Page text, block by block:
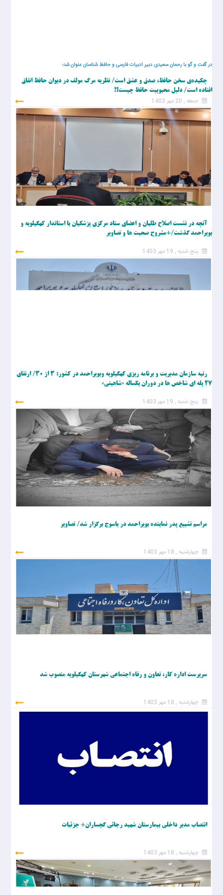
در گفت و گو با رحمان سعیدی دبیر ادبیات فارسی و حافظ شناسان عنوان شد؛
چکیده‌ی سخن حافظ، صدق و عشق است/ نظریه مرگ مولف در دیوان حافظ اتفاق
افتاده است/ دلیل محبوبیت حافظ چیست؟!
جمعه , 20 مهر 1403
آنچه در نشست اصلاح طلبان و اعضای ستاد مرکزی پزشکیان با استاندار کهگیلویه و
بویراحمد گذشت/+مشروح صحبت ها و تصاویر
پنج شنبه , 19 مهر 1403
رتبه سازمان مدیریت و برنامه ریزی کهگیلویه وبویراحمد در کشور: ۳ از ۳۰/ ارتقای
۲۷ پله ای شاخص ها در دوران یکساله «شاهینی»
پنج شنبه , 19 مهر 1403
مراسم تشییع پدر نماینده بویراحمد در یاسوج برگزار شد/ تصاویر
چهارشنبه , 18 مهر 1403
سرپرست اداره کار، تعاون و رفاه اجتماعی شهرستان کهگیلویه منصوب شد
چهارشنبه , 18 مهر 1403
انتصاب مدیر داخلی بیمارستان شهید رجائی گچساران+ جزئیات
چهارشنبه , 18 مهر 1403